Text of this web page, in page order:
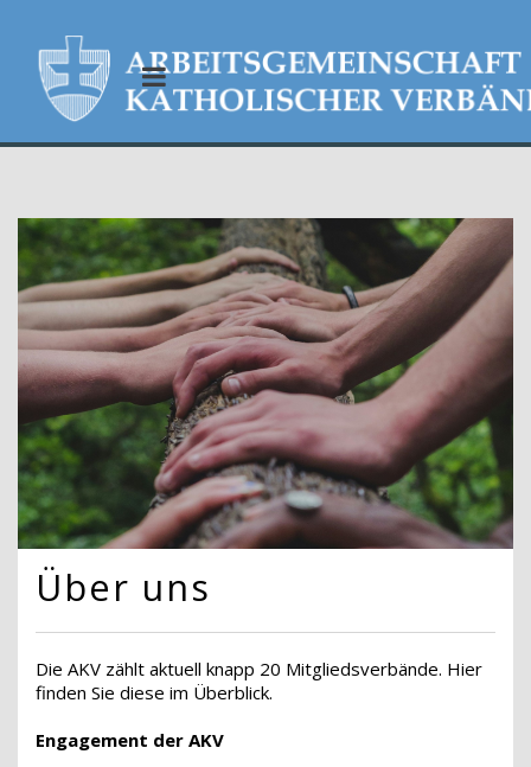
Über uns
Die AKV zählt aktuell knapp 20 Mitgliedsverbände. Hier
finden Sie diese im Überblick.
Engagement der AKV